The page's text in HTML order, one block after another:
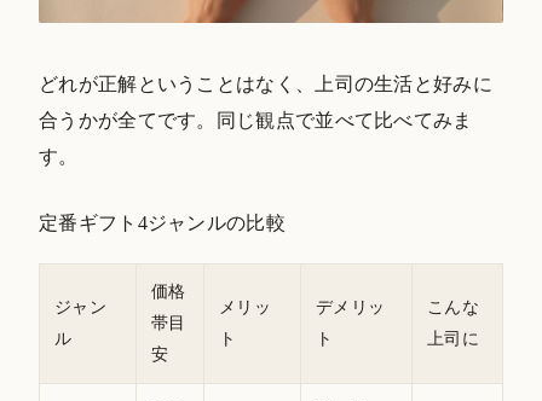
どれが正解ということはなく、上司の生活と好みに
合うかが全てです。同じ観点で並べて比べてみま
す。
定番ギフト4ジャンルの比較
ジャン
ル
価格
帯目
安
メリッ
ト
デメリッ
ト
こんな
上司に